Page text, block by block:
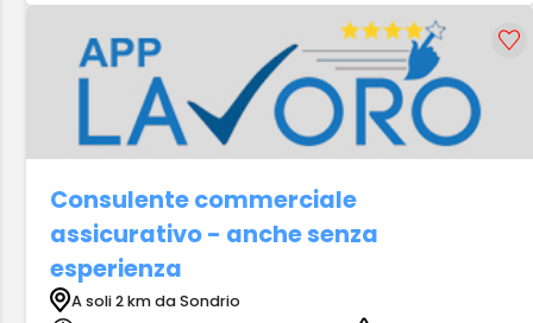
Consulente commerciale
assicurativo - anche senza
esperienza
A soli 2 km da Sondrio